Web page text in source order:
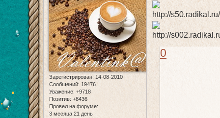
Зарегистрирован: 14-08-2010
Сообщений: 19476
Уважение: +9718
Позитив: +8436
Провел на форуме:
3 месяца 21 день
0